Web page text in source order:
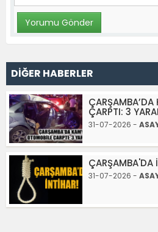
DİĞER HABERLER
ÇARPTI: 3
31-07-2026 -
ÇARŞAMBA'DA
31-07-2026 -